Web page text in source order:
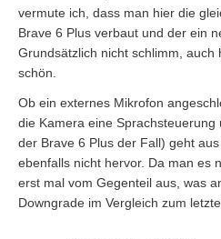
vermute ich, dass man hier die
Brave 6 Plus verbaut und der ein
Grundsätzlich nicht schlimm,
schön.
Ob ein externes Mikrofon
die Kamera eine
der Brave 6 Plus der Fall) geht
ebenfalls nicht hervor. Da man es
erst mal vom Gegenteil aus, was
Downgrade im Vergleich zum